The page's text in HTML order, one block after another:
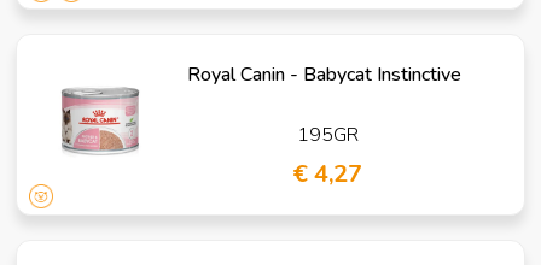
Royal Canin - Babycat Instinctive
195GR
€ 4,27